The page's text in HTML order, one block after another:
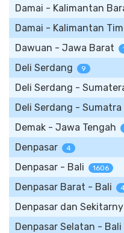
Damai - Kalimantan
Damai - Kalimantan
Dawuan - Jawa Barat
Deli Serdang 9
Deli Serdang -
Deli Serdang - Sumatra
Demak - Jawa Tengah
Denpasar 4
Denpasar - Bali 1606
Denpasar Barat - Bali
Denpasar dan
Denpasar Selatan - Bali